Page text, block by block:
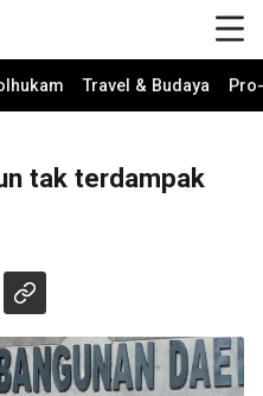
Travel & Budaya
tak terdampak